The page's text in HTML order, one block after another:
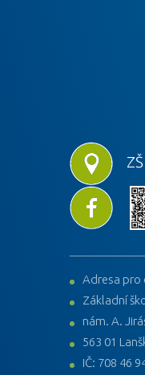
Adresa pro
Základní
nám. A.
563 01
IČ: 708 46